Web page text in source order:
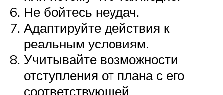
Не бойтесь неудач.
Адаптируйте действия к
реальным условиям.
Учитывайте возможности
отступления от плана с его
соответствующей